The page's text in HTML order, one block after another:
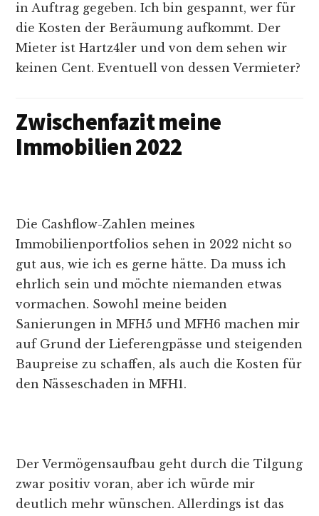
in Auftrag gegeben. Ich bin gespannt, wer für
die Kosten der Beräumung aufkommt. Der
Mieter ist Hartz4ler und von dem sehen wir
keinen Cent. Eventuell von dessen Vermieter?
Zwischenfazit meine
Immobilien 2022
Die Cashflow-Zahlen meines
Immobilienportfolios sehen in 2022 nicht so
gut aus, wie ich es gerne hätte. Da muss ich
ehrlich sein und möchte niemanden etwas
vormachen. Sowohl meine beiden
Sanierungen in MFH5 und MFH6 machen mir
auf Grund der Lieferengpässe und steigenden
Baupreise zu schaffen, als auch die Kosten für
den Nässeschaden in MFH1.
Der Vermögensaufbau geht durch die Tilgung
zwar positiv voran, aber ich würde mir
deutlich mehr wünschen. Allerdings ist das